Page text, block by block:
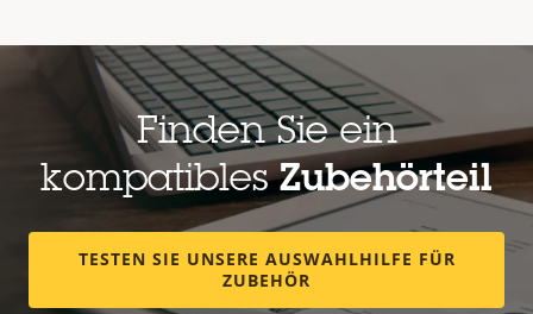
Finden Sie ein
kompatiblesZubehörteil
TESTEN SIE UNSERE AUSWAHLHILFE FÜR
ZUBEHÖR